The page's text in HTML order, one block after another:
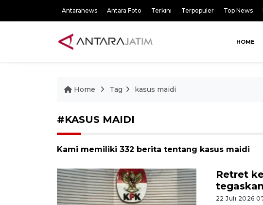
Antaranews Antara Foto Terkini Terpopuler Top News
HOME
Home Tag kasus maidi
#KASUS MAIDI
Kami memiliki 332 berita tentang kasus maidi
Retret
22 Juli 2026